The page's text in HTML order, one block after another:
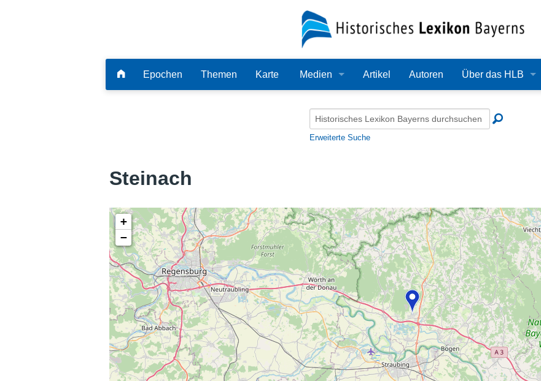
Epochen Themen Karte Medien
Audio
Alle Dateien
Artikel Autoren Über das HLB
Redaktion
Zehn Jahre HLB
Häufige Fragen
Nutzungshinweise
Erweiterte Suche
Steinach
+
−